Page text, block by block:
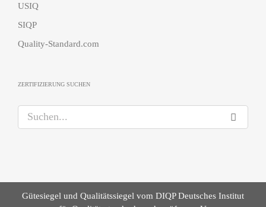
USIQ
SIQP
Quality-Standard.com
ZERTIFIZIERUNG SUCHEN
u
n
Gütesiegel und Qualitätssiegel vom DIQP Deutsches Institut